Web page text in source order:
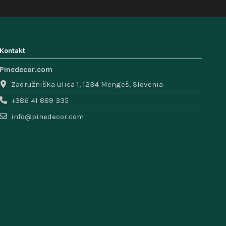
Kontakt
Pinedecor.com
Zadružniška ulica 1, 1234 Mengeš, Slovenia
+386 41 889 335
info@pinedecor.com